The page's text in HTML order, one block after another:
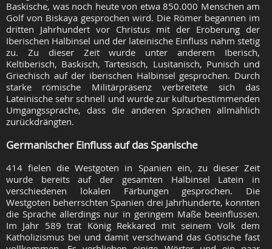
Baskische, was noch heute von etwa 850.000 Menschen am
Golf von Biskaya gesprochen wird. Die Römer begannen im
dritten Jahrhundert vor Christus mit der Eroberung der
Iberischen Halbinsel und der lateinische Einfluss nahm stetig
zu. Zu dieser Zeit wurde unter anderem Iberisch,
Keltiberisch, Baskisch, Tartesisch, Lusitanisch, Punisch und
Griechisch auf der iberischen Halbinsel gesprochen. Durch
starke römische Militärpräsenz verbreitete sich das
Lateinische sehr schnell und wurde zur kulturbestimmenden
Umgangssprache, dass die anderen Sprachen allmählich
zurückdrängten.
Germanischer Einfluss auf das Spanische
414 fielen die Westgoten in Spanien ein, zu dieser Zeit
wurde bereits auf der gesamten Halbinsel Latein in
verschiedenen lokalen Färbungen gesprochen. Die
Westgoten beherrschten Spanien drei Jahrhunderte, konnten
die Sprache allerdings nur in geringem Maße beeinflussen.
Im Jahr 589 trat König Rekkared mit seinem Volk dem
Katholizismus bei und damit verschwand das Gotische fast